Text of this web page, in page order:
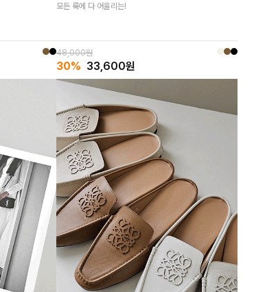
모든 룩에 다 어울리는!
48,000원
30% 33,600원